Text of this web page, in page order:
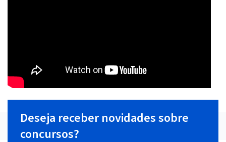
Deseja receber novidades sobre
concursos?